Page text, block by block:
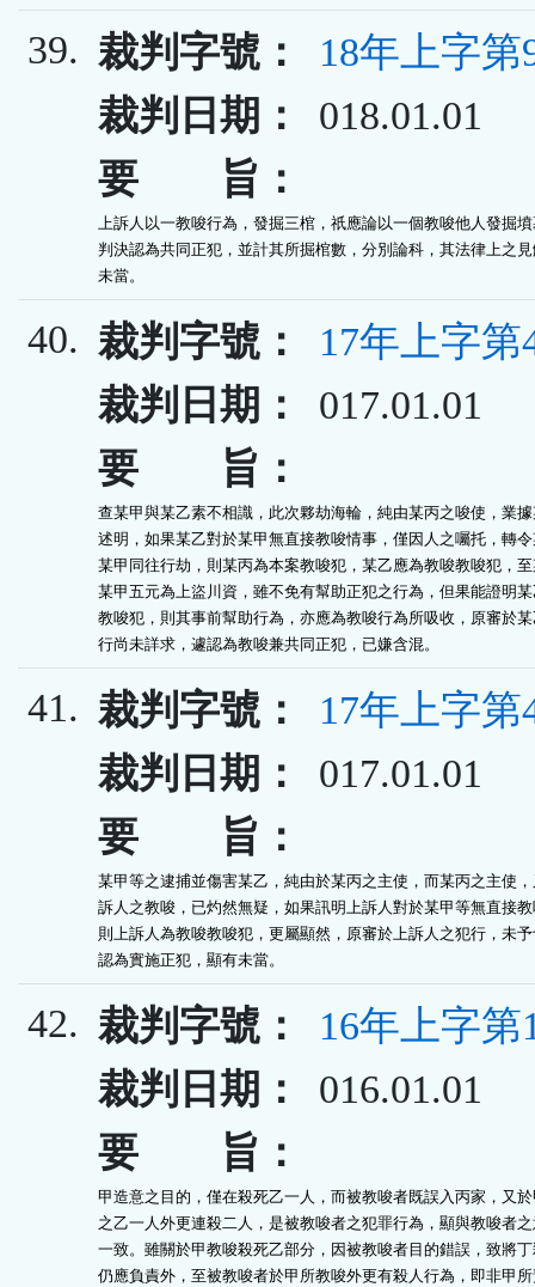
39. 裁判字號：
18年上字第
裁判日期：
018.01.01
要 旨：
上訴人以一教唆行為，發掘三棺，祇應論以一個教唆他人發掘
判決認為共同正犯，並計其所掘棺數，分別論科，其法律上之
未當。
40. 裁判字號：
17年上字第
裁判日期：
017.01.01
要 旨：
查某甲與某乙素不相識，此次夥劫海輪，純由某丙之唆使，業
述明，如果某乙對於某甲無直接教唆情事，僅因人之囑托，轉
某甲同往行劫，則某丙為本案教唆犯，某乙應為教唆教唆犯，
某甲五元為上盜川資，雖不免有幫助正犯之行為，但果能證明
教唆犯，則其事前幫助行為，亦應為教唆行為所吸收，原審於
行尚未詳求，遽認為教唆兼共同正犯，已嫌含混。
41. 裁判字號：
17年上字第
裁判日期：
017.01.01
要 旨：
某甲等之逮捕並傷害某乙，純由於某丙之主使，而某丙之主使
訴人之教唆，已灼然無疑，如果訊明上訴人對於某甲等無直接
則上訴人為教唆教唆犯，更屬顯然，原審於上訴人之犯行，未
認為實施正犯，顯有未當。
42. 裁判字號：
16年上字第
裁判日期：
016.01.01
要 旨：
甲造意之目的，僅在殺死乙一人，而被教唆者既誤入丙家，又
之乙一人外更連殺二人，是被教唆者之犯罪行為，顯與教唆者
一致。雖關於甲教唆殺死乙部分，因被教唆者目的錯誤，致將
仍應負責外，至被教唆者於甲所教唆外更有殺人行為，即非甲